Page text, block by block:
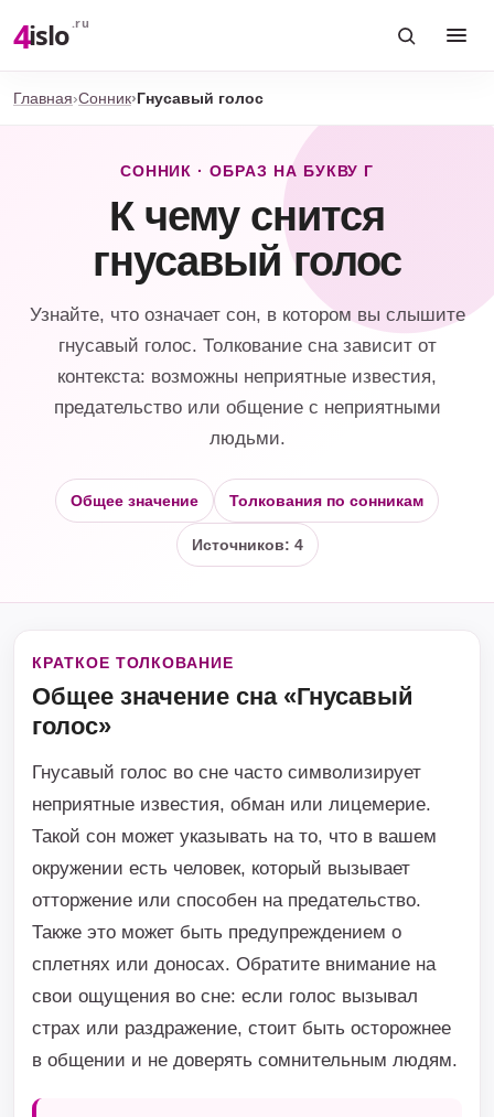
4islo .ru
Главная Сонник Гнусавый голос
СОННИК · ОБРАЗ НА БУКВУ Г
К чему снится
гнусавый голос
Узнайте, что означает сон, в котором вы слышите
гнусавый голос. Толкование сна зависит от
контекста: возможны неприятные известия,
предательство или общение с неприятными
людьми.
Общее значение Толкования по сонникам
Источников: 4
КРАТКОЕ ТОЛКОВАНИЕ
Общее значение сна «Гнусавый
голос»
Гнусавый голос во сне часто символизирует
неприятные известия, обман или лицемерие.
Такой сон может указывать на то, что в вашем
окружении есть человек, который вызывает
отторжение или способен на предательство.
Также это может быть предупреждением о
сплетнях или доносах. Обратите внимание на
свои ощущения во сне: если голос вызывал
страх или раздражение, стоит быть осторожнее
в общении и не доверять сомнительным людям.